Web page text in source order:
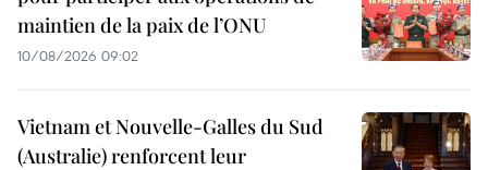
maintien de la paix de l’ONU
10/08/2026 09:02
Vietnam et Nouvelle-Galles du Sud
(Australie) renforcent leur